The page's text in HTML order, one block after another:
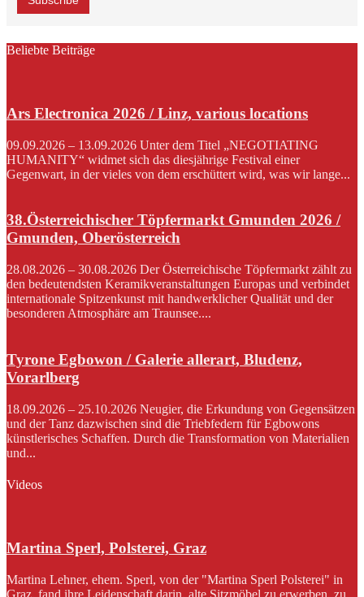
Beliebte Beiträge
Ars Electronica 2026 / Linz, various locations
09.09.2026 – 13.09.2026 Unter dem Titel „NEGOTIATING
HUMANITY“ widmet sich das diesjährige Festival einer
Gegenwart, in der vieles von dem erschüttert wird, was wir lange...
38.Österreichischer Töpfermarkt Gmunden 2026 /
Gmunden, Oberösterreich
28.08.2026 – 30.08.2026 Der Österreichische Töpfermarkt zählt zu
den bedeutendsten Keramikveranstaltungen Europas und verbindet
internationale Spitzenkunst mit handwerklicher Qualität und der
besonderen Atmosphäre am Traunsee....
Tyrone Egbowon / Galerie allerart, Bludenz,
Vorarlberg
18.09.2026 – 25.10.2026 Neugier, die Erkundung von Gegensätzen
und der Tanz dazwischen sind die Triebfedern für Egbowons
künstlerisches Schaffen. Durch die Transformation von Materialien
und...
Videos
Martina Sperl, Polsterei, Graz
Martina Lehner, ehem. Sperl, von der "Martina Sperl Polsterei" in
Graz, fand ihre Leidenschaft darin, alte Sitzmöbel zu erwerben, zu